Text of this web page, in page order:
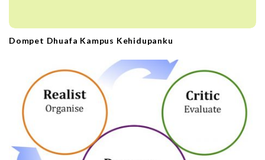
Dompet Dhuafa Kampus Kehidupanku